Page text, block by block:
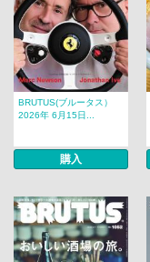
BRUTUS(ブルータス）
2026年 6月15日...
購入